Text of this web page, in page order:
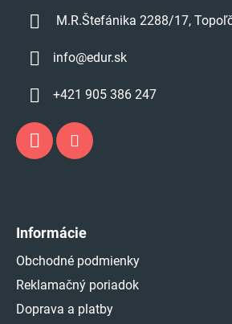
M.R.Štefánika 2288/17,
info@edur.sk
+421 905 386 247
Informácie
Obchodné podmienky
Reklamačný poriadok
Doprava a platby